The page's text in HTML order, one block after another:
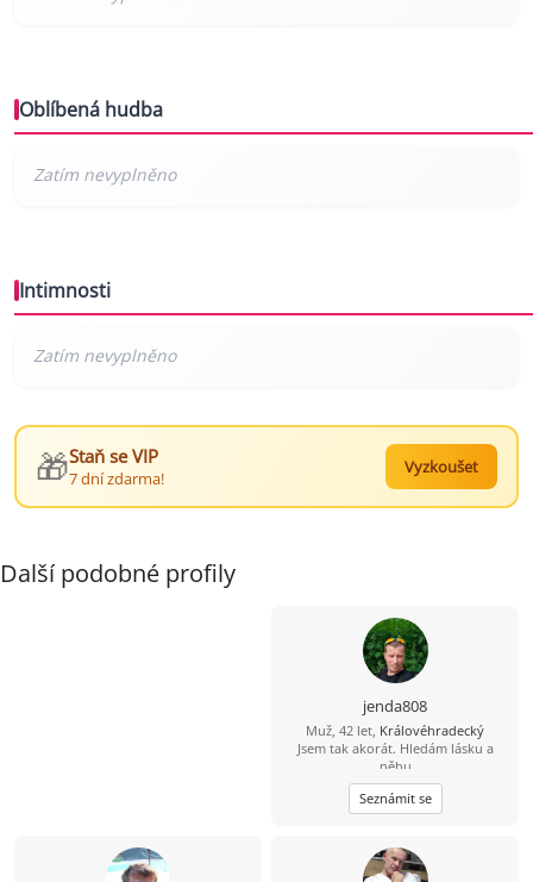
Oblíbená hudba
Intimnosti
🎁Staň se VIP
7 dní zdarma!
Vyzkoušet
Další podobné profily
jenda808
Muž, 42 let, Královéhradecký
Jsem tak akorát. Hledám lásku a
něhu
Seznámit se